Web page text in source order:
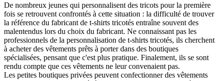
De nombreux jeunes qui personnalisent des tricots pour la première
fois se retrouvent confrontés à cette situation : la difficulté de trouver
la référence du fabricant de t-shirts tricotés entraîne souvent des
malentendus lors du choix du fabricant. Ne connaissant pas les
professionnels de la personnalisation de t-shirts tricotés, ils cherchent
à acheter des vêtements prêts à porter dans des boutiques
spécialisées, pensant que c'est plus pratique. Finalement, ils se sont
rendu compte que ces vêtements ne leur convenaient pas.
Les petites boutiques privées peuvent confectionner des vêtements